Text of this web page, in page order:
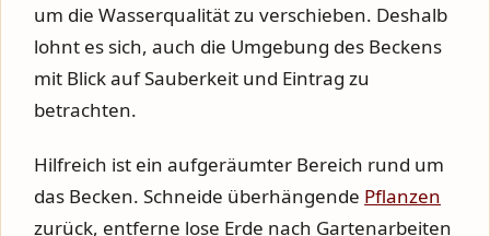
um die Wasserqualität zu verschieben. Deshalb
lohnt es sich, auch die Umgebung des Beckens
mit Blick auf Sauberkeit und Eintrag zu
betrachten.
Hilfreich ist ein aufgeräumter Bereich rund um
das Becken. Schneide überhängende Pflanzen
zurück, entferne lose Erde nach Gartenarbeiten